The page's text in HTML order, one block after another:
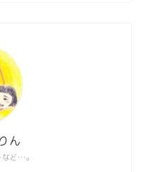
ど…。
ん